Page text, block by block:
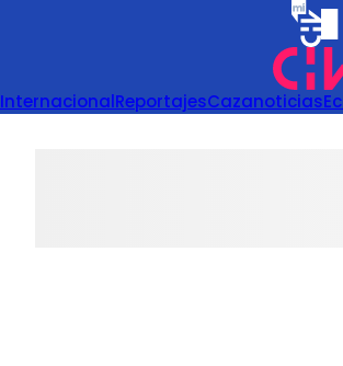
InternacionalReportajesCazanoticias